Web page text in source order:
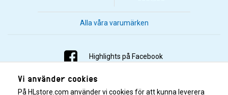
Alla våra varumärken
Highlights på Facebook
Highlights på Instagram
Vi använder cookies
På HLstore.com använder vi cookies för att kunna leverera